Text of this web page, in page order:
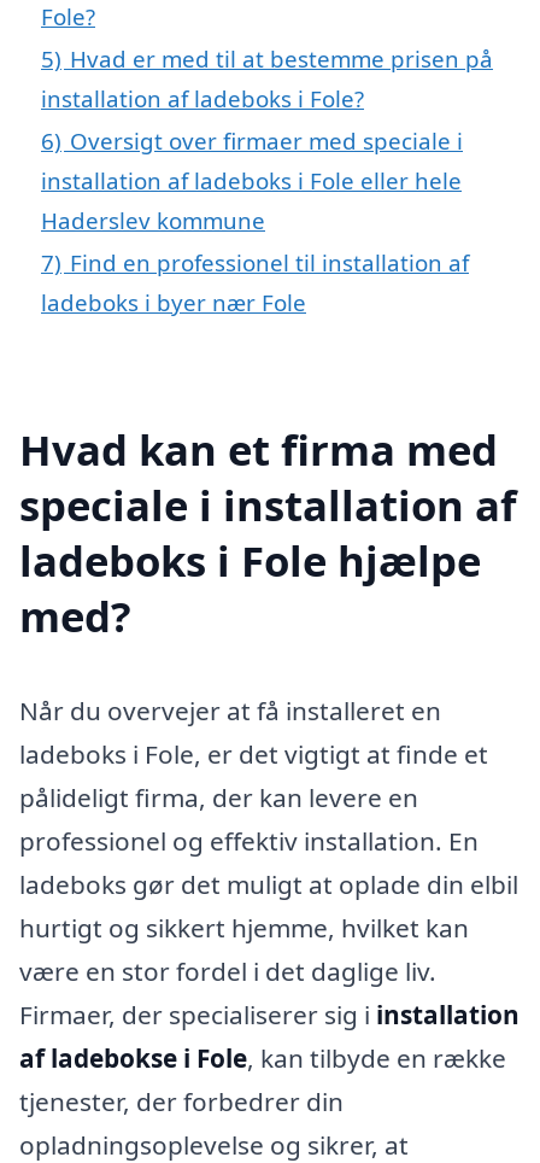
Fole?
5) Hvad er med til at bestemme prisen på
installation af ladeboks i Fole?
6) Oversigt over firmaer med speciale i
installation af ladeboks i Fole eller hele
Haderslev kommune
7) Find en professionel til installation af
ladeboks i byer nær Fole
Hvad kan et firma med
speciale i installation af
ladeboks i Fole hjælpe
med?
Når du overvejer at få installeret en
ladeboks i Fole, er det vigtigt at finde et
pålideligt firma, der kan levere en
professionel og effektiv installation. En
ladeboks gør det muligt at oplade din elbil
hurtigt og sikkert hjemme, hvilket kan
være en stor fordel i det daglige liv.
Firmaer, der specialiserer sig i installation
af ladebokse i Fole, kan tilbyde en række
tjenester, der forbedrer din
opladningsoplevelse og sikrer, at